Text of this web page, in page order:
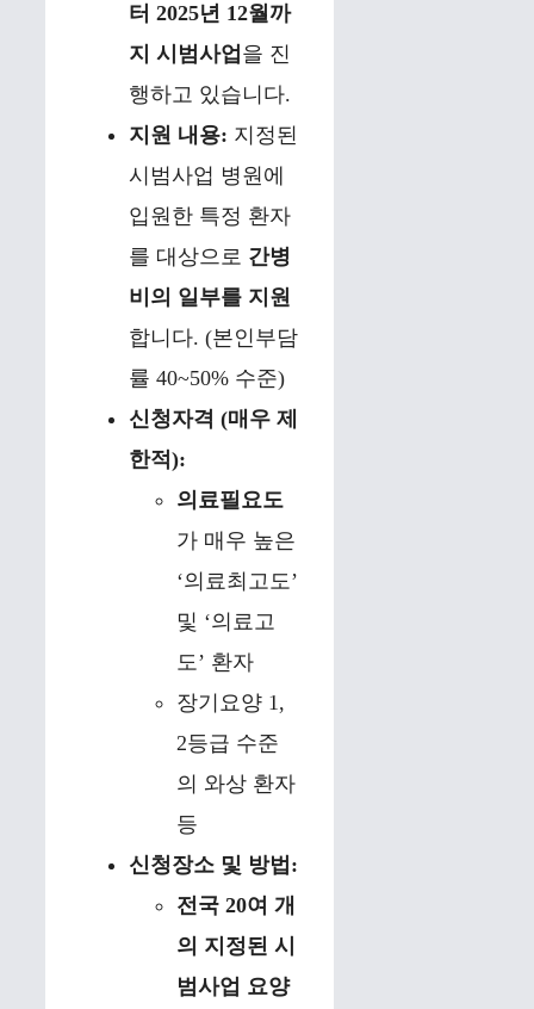
터 2025년 12월까
지 시범사업 을 진
행하고 있습니다.
지원 내용: 지정된
시범사업 병원에
입원한 특정 환자
를 대상으로 간병
비의 일부를 지원
합니다. (본인부담
률 40~50% 수준)
신청자격 (매우 제
한적):
의료필요도
가 매우 높은
‘의료최고도’
및 ‘의료고
도’ 환자
장기요양 1,
2등급 수준
의 와상 환자
등
신청장소 및 방법:
전국 20여 개
의 지정된 시
범사업 요양